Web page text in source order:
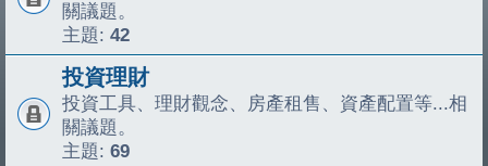
關議題。
主題: 42
投資理財
投資工具、理財觀念、房產租售、資產配置等...相
關議題。
主題: 69